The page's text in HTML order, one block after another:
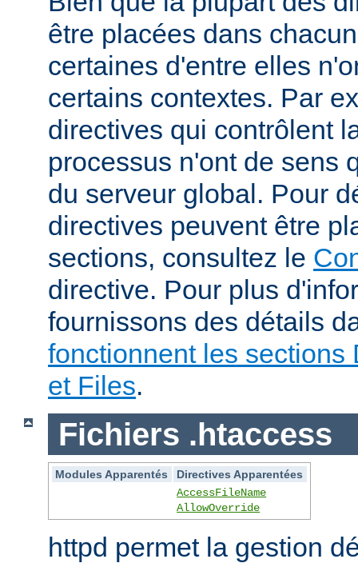
être placées dans
certaines d'entre elles
certains contextes. Par
directives qui contrôlent
processus n'ont de sens
du serveur global. Pour
directives peuvent être
sections, consultez le
directive. Pour plus
fournissons des détails
fonctionnent les sections
et Files.
Fichiers .htaccess
Modules Apparentés
Directives Apparentées
AccessFileName
AllowOverride
httpd permet la gestion